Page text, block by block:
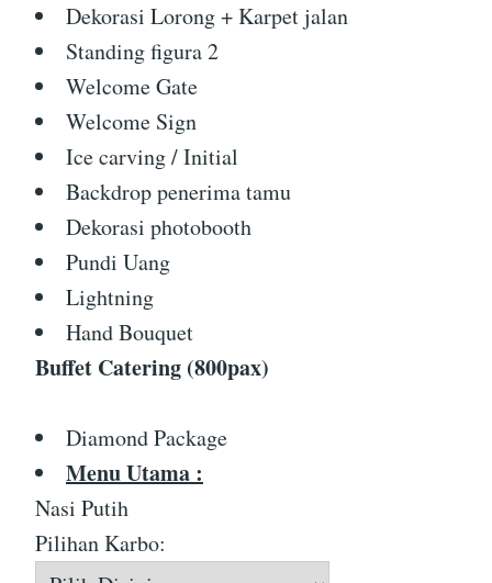
Dekorasi Lorong + Karpet jalan
Standing figura 2
Welcome Gate
Welcome Sign
Ice carving / Initial
Backdrop penerima tamu
Dekorasi photobooth
Pundi Uang
Lightning
Hand Bouquet
Buffet Catering (800pax)
Diamond Package
Menu Utama :
Nasi Putih
Pilihan Karbo: